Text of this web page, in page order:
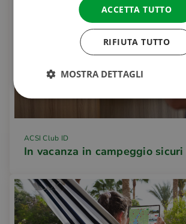
ACSI Club ID
In vacanza in campeggio
ACCETTA TUTTO
RIFIUTA TUTTO
MOSTRA DETTAGLI